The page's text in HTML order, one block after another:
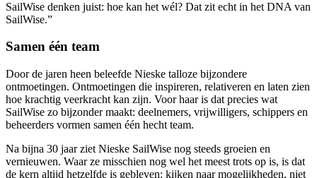
SailWise denken juist: hoe kan het wél? Dat zit echt in het DNA van
SailWise.”
Samen één team
Door de jaren heen beleefde Nieske talloze bijzondere
ontmoetingen. Ontmoetingen die inspireren, relativeren en laten zien
hoe krachtig veerkracht kan zijn. Voor haar is dat precies wat
SailWise zo bijzonder maakt: deelnemers, vrijwilligers, schippers en
beheerders vormen samen één hecht team.
Na bijna 30 jaar ziet Nieske SailWise nog steeds groeien en
vernieuwen. Waar ze misschien nog wel het meest trots op is, is dat
de kern altijd hetzelfde is gebleven: kijken naar mogelijkheden, niet